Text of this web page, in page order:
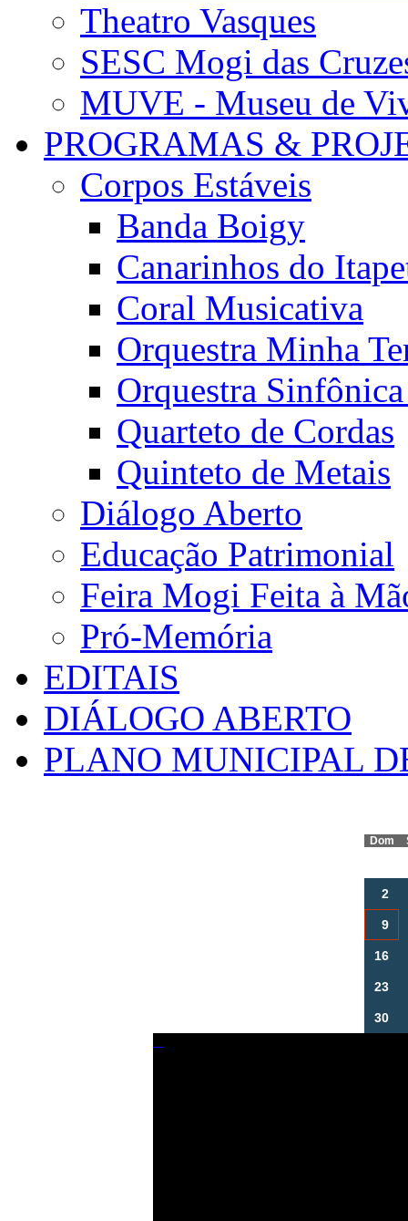
Theatro Vasques
SESC Mogi das
MUVE - Museu de
PROGRAMAS &
Corpos Estáveis
Banda Boigy
Canarinhos do
Coral Musicativa
Orquestra Minha
Orquestra
Quarteto de Cordas
Quinteto de Metais
Diálogo Aberto
Educação Patrimonial
Feira Mogi Feita à
Pró-Memória
EDITAIS
DIÁLOGO ABERTO
PLANO MUNICIPAL
Dom
2
9
16
23
30